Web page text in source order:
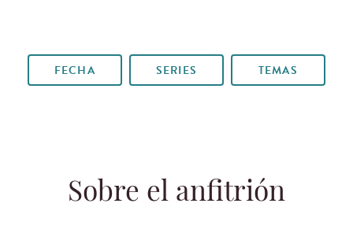
FECHA SERIES TEMAS
Sobre el anfitrión